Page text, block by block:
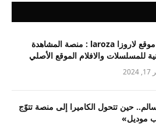
رابط موقع لاروزا laroza : منصة المشاهدة
للمسلسلات والافلام الموقع الأصلي
حين تتحول الكاميرا إلى منصة تتوّج
موديل»